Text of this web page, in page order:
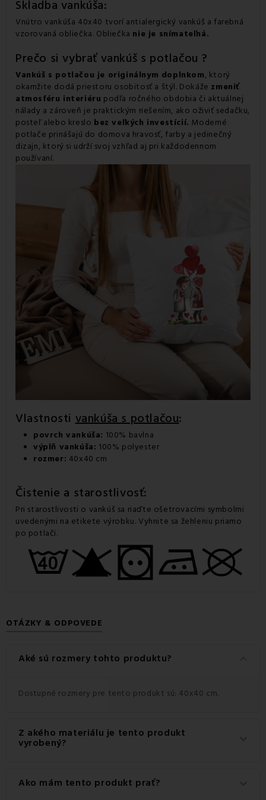
Skladba vankúša:
Vnútro vankúša 40x40 tvorí antialergický vankúš a farebná
vzorovaná obliečka. Obliečka nie je snímateľná.
Prečo si vybrať vankúš s potlačou ?
Vankúš s potlačou je originálnym doplnkom, ktorý
okamžite dodá priestoru osobitosť a štýl. Dokáže zmeniť
atmosféru interiéru podľa ročného obdobia či aktuálnej
nálady a zároveň je praktickým riešením, ako oživiť sedačku,
posteľ alebo kreslo bez veľkých investícií. Moderné
potlače prinášajú do domova hravosť, farby a jedinečný
dizajn, ktorý si udrží svoj vzhľad aj pri každodennom
používaní.
Vlastnosti vankúša s potlačou:
povrch vankúša: 100% bavlna
výplň vankúša: 100% polyester
rozmer: 40x40 cm
Čistenie a starostlivosť:
Pri starostlivosti o vankúš sa riaďte ošetrovacími symbolmi
uvedenými na etikete výrobku. Vyhnite sa žehleniu priamo
po potlači.
OTÁZKY & ODPOVEDE
Aké sú rozmery tohto produktu? keyboard_arrow_down
Dostupné rozmery pre tento produkt sú: 40x40 cm.
Z akého materiálu je tento produkt
vyrobený?
Tento produkt je vyrobený z kvalitného materiálu: 100%
Ako mám tento produkt prať?